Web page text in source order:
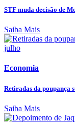
STF muda decisão de
Saiba Mais
Economia
Retiradas da poupança
Saiba Mais